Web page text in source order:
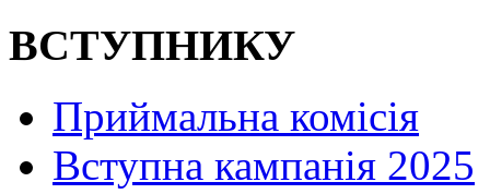
ВСТУПНИКУ
Приймальна комісія
Вступна кампанія 2025